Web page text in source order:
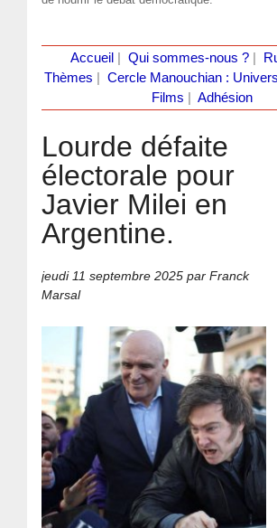
Accueil Qui sommes-nous ?|
Thèmes
Cercle Manouchian :
Films
Adhésion
Lourde défaite
électorale pour
Javier Milei en
Argentine.
jeudi 11 septembre 2025 par Franck
Marsal